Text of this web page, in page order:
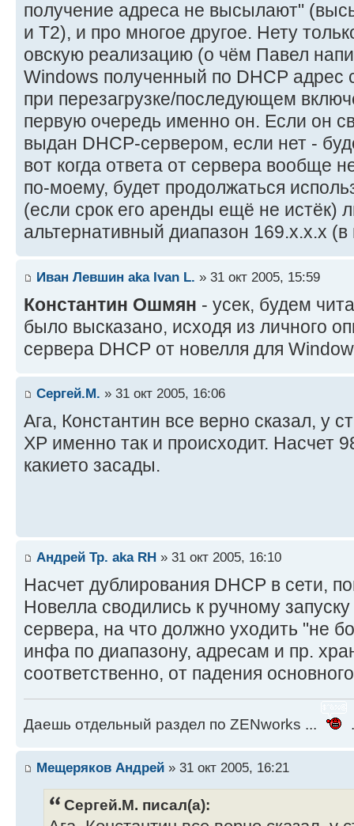
получение адреса не высылают"
и T2), и про многое другое. Нету
овскую реализацию (о чём Павел
Windows полученный по DHCP адрес
при перезагрузке/последующем
первую очередь именно он. Если он
выдан DHCP-сервером, если нет -
вот когда ответа от сервера вообще
по-моему, будет продолжаться
(если срок его аренды ещё не истёк)
альтернативный диапазон 169.х.х.х
Иван Левшин aka Ivan L. » 31 окт 2005, 15:59
Константин Ошмян - усек, будем
было высказано, исходя из личного
сервера DHCP от новелля для
Сергей.М. » 31 окт 2005, 16:06
Ага, Константин все верно сказал, у
XP именно так и происходит. Насчет
какието засады.
Андрей Тр. aka RH » 31 окт 2005, 16:10
Насчет дублирования DHCP в сети,
Новелла сводились к ручному
сервера, на что должно уходить "не
инфа по диапазону, адресам и пр.
соответственно, от падения
Даешь отдельный раздел по ZENworks ...
Мещеряков Андрей » 31 окт 2005, 16:21
Сергей.М. писал(а):